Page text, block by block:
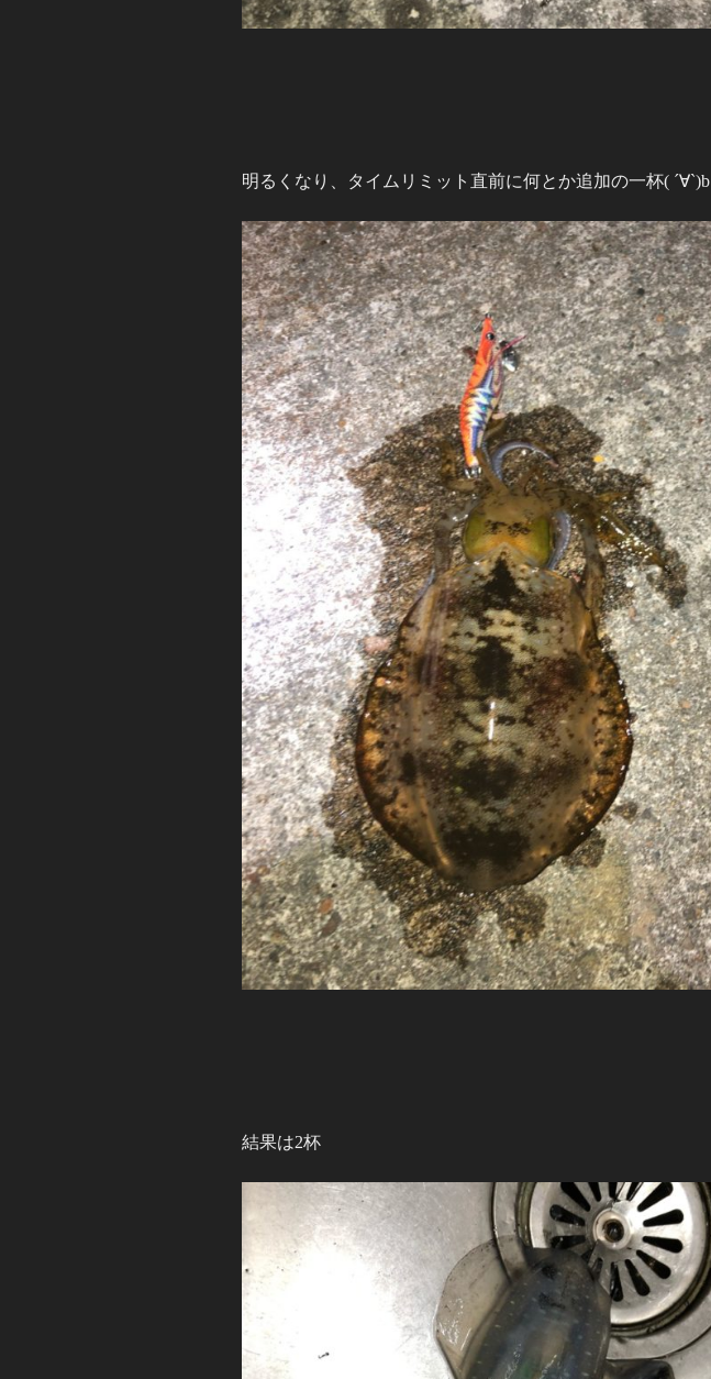
明るくなり、タイムリミット直前に何とか追加の一杯( ´∀`)b
結果は2杯